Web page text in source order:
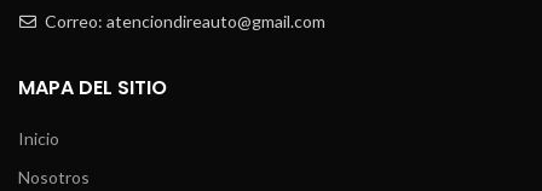
Correo: atenciondireauto@gmail.com
MAPA DEL SITIO
Inicio
Nosotros